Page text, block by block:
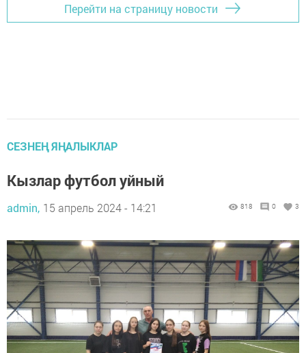
Перейти на страницу новости
СЕЗНЕҢ ЯҢАЛЫКЛАР
Кызлар футбол уйный
admin, 15 апрель 2024 - 14:21 818 0 3